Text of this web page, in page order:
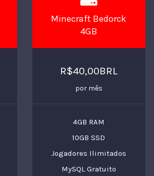
Minecraft Bedorck
4GB
R$40,00BRL
por mês
4GB RAM
10GB SSD
Jogadores Ilimitados
MySQL Gratuito